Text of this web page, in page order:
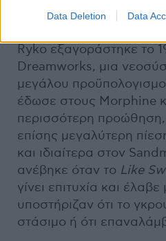
Data Deletion Data
Με ένα νέο άλμπουμ, το
Ryko εξαγοράστηκε το
Dreamworks, μια
μεγάλου
έδωσε στους Morphine
περισσότερη
επίσης μεγαλύτερη
και ιδιαίτερα στον
ανέβηκε όταν το Like
γίνει επιτυχία και έλαβε
υποστήριζαν ότι το
στάσιμο ή ότι